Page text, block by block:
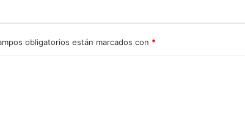
obligatorios están marcados con *